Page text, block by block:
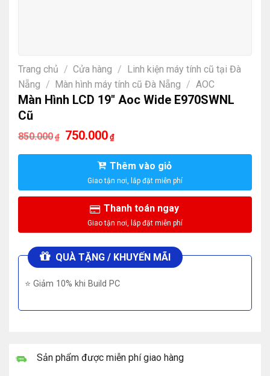
Trang chủ / Cửa hàng /
Linh kiện máy tính cũ tại Đà
Nẵng / Màn hình máy tính cũ Đà Nẵng / AOC
Màn Hình LCD 19″ Aoc Wide E970SWNL
Cũ
850.000 ₫
Giá
gốc
là:
850.000₫.
750.000 ₫Giá
hiện
tại
là:
750.000₫.
Thêm vào giỏ
Thanh toán ngay
QUÀ TẶNG / KHUYẾN MÃI
⭐ Giảm 10% khi Build PC
Sản phẩm được miễn phí giao hàng